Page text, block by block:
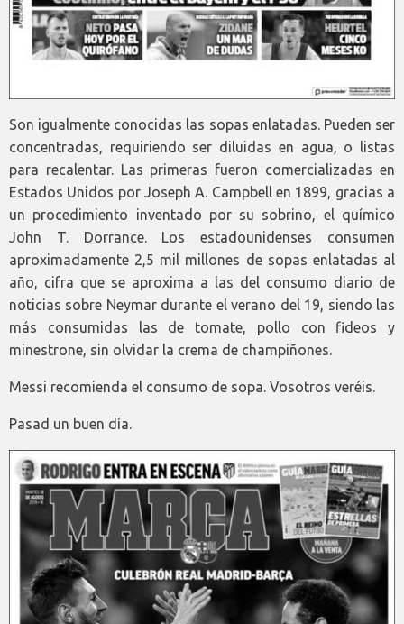
Son igualmente conocidas las sopas enlatadas. Pueden ser
concentradas, requiriendo ser diluidas en agua, o listas
para recalentar. Las primeras fueron comercializadas en
Estados Unidos por Joseph A. Campbell en 1899, gracias a
un procedimiento inventado por su sobrino, el químico
John T. Dorrance. Los estadounidenses consumen
aproximadamente 2,5 mil millones de sopas enlatadas al
año, cifra que se aproxima a las del consumo diario de
noticias sobre Neymar durante el verano del 19, siendo las
más consumidas las de tomate, pollo con fideos y
minestrone, sin olvidar la crema de champiñones.
Messi recomienda el consumo de sopa. Vosotros veréis.
Pasad un buen día.